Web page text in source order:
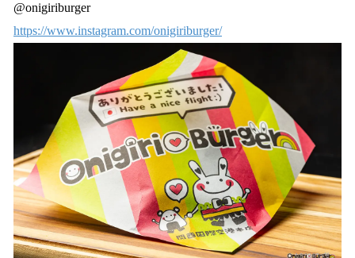
@onigiriburger
https://www.instagram.com/onigiriburger/